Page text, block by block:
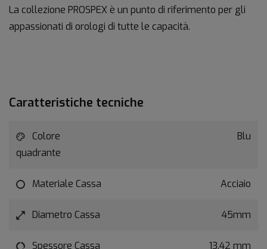
La collezione PROSPEX è un punto di riferimento per gli
appassionati di orologi di tutte le capacità.
Caratteristiche tecniche
Colore
quadrante
Blu
Materiale Cassa Acciaio
Diametro Cassa 45mm
Spessore Cassa 13.42 mm